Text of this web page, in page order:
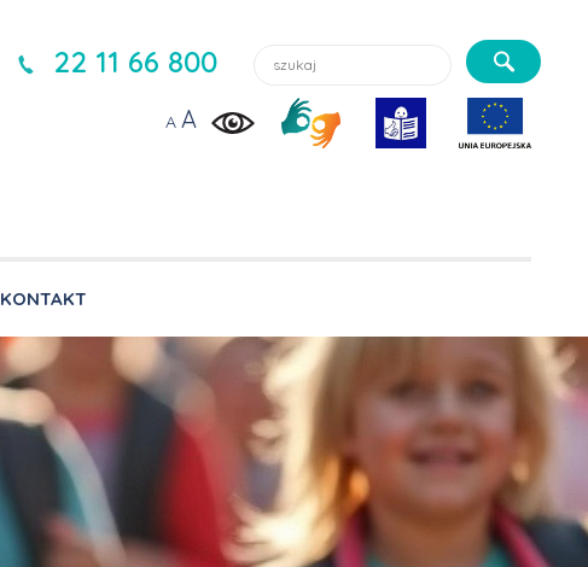
22 11 66 800 Szukaj lekarzy, usługi, aktualności:
A A
KONTAKT